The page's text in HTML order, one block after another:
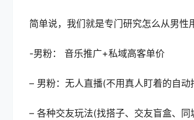
简单说，我们就是专门研究怎么从男性
-男粉： 音乐推广+私域高客单价
– 男粉：无人直播(不用真人盯着的自动
– 各种交友玩法(找搭子、交友盲盒、同